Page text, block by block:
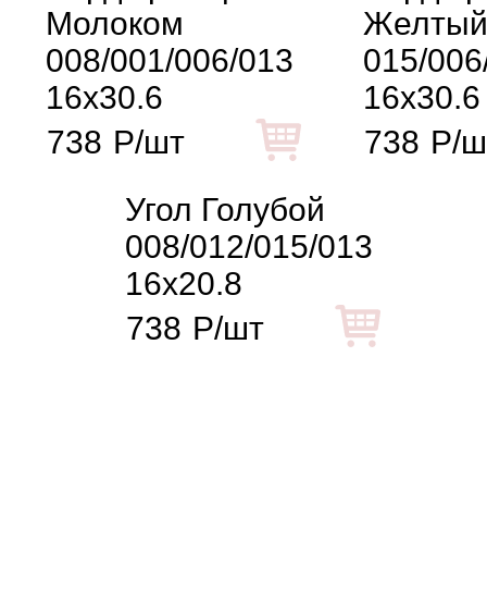
Молоком
008/001/006/013
16x30.6
738 Р/шт
Желтый
015/
16x30.6
738 Р/
Угол Голубой
008/012/015/013
16x20.8
738 Р/шт